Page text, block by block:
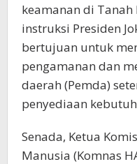
keamanan di Tanah
instruksi Presiden
bertujuan untuk
pengamanan dan
daerah (Pemda)
penyediaan
Senada, Ketua
Manusia (Komnas